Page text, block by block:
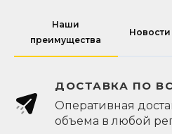
Наши
преимущества
Новости
ДОСТАВКА ПО
Оперативная
объема в любой